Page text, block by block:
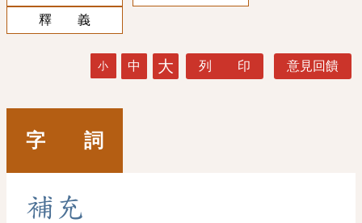
釋 義
小 中 大 列 印 意見回饋
字 詞
補 充